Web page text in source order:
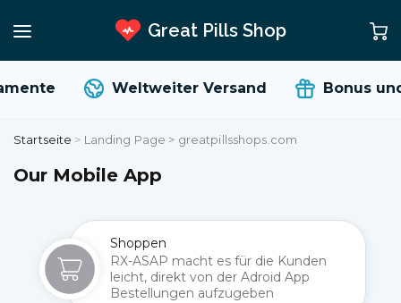
Great Pills Shop
Weltweiter Versand Bonus
Startseite > Landing Page > greatpillsshops.com
Our Mobile App
Shoppen
RX-ASAP macht es für die Kunden
leicht, direkt von der Adroid App
Bestellungen aufzugeben